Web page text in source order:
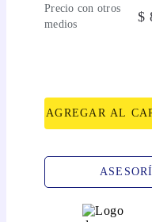
Precio con otros
medios
$
AGREGAR AL